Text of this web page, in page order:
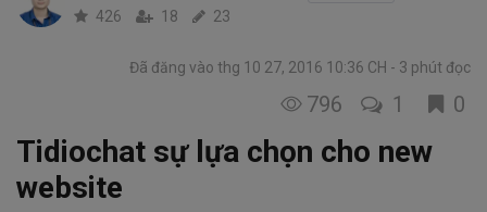
426 18 23
Đã đăng vào thg 10 27, 2016 10:36 CH 3 phút đọc
796 1 0
Tidiochat sự lựa chọn cho new
website